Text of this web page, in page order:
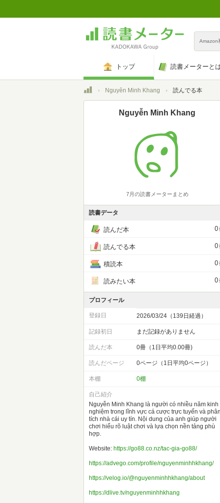
Amazon
トップ 読書メーターと
トップNguyễn Minh Khang 読んでる本
Nguyễn Minh Khang
7月の読書メーターまとめ
読書データ
読んだ本 0
読んでる本 0
積読本 0
読みたい本 0
プロフィール
登録日 2026/03/24（139日経過）
記録初日 まだ記録がありません
読んだ本 0冊（1日平均0.00冊)
読んだページ 0ページ（1日平均0ページ）
本棚 0棚
自己紹介
Nguyễn Minh Khang là người có nhiều năm kinh
nghiệm trong lĩnh vực cá cược trực tuyến và phân
tích nhà cái uy tín. Nội dung của anh giúp người
chơi hiểu rõ luật chơi và lựa chọn nền tảng phù
hợp.
Website: https://go88.co.nz/tac-gia-go88/
https://advego.com/profile/nguyenminhhkhang/
https://velog.io/@nguyenminhhkhang/about
https://dlive.tv/nguyenminhhkhang